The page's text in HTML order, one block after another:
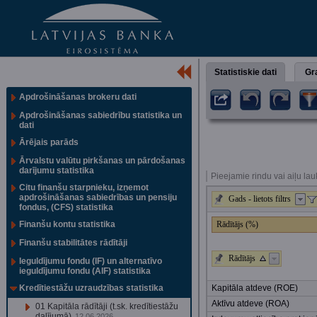
Apdrošināšanas brokeru dati
Apdrošināšanas sabiedrību statistika un
dati
Ārējais parāds
Ārvalstu valūtu pirkšanas un pārdošanas
darījumu statistika
Citu finanšu starpnieku, izņemot
apdrošināšanas sabiedrības un pensiju
fondus, (CFS) statistika
Finanšu kontu statistika
Finanšu stabilitātes rādītāji
Ieguldījumu fondu (IF) un alternatīvo
ieguldījumu fondu (AIF) statistika
Kredītiestāžu uzraudzības statistika
01 Kapitāla rādītāji (t.sk. kredītiestāžu
Statistiskie dati
Pieejamie rindu vai aiļu
Gads - lietots filtrs
Rādītājs (%)
Rādītājs
Kapitāla atdeve (ROE)
Aktīvu atdeve (ROA)